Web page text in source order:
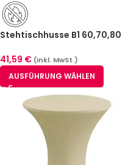
Stehtischhusse B1 60,70,80
entflammbar
41,59 € (inkl. MwSt.)
AUSFÜHRUNG WÄHLEN